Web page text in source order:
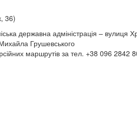
36)
державна адміністрація –
Грушевського
маршрутів за тел. +38 096 2842